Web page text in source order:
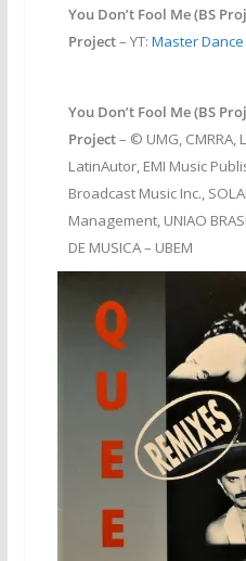
You Don’t Fool Me (BS
Project– YT: Master Dance
You Don’t Fool Me (BS
Project– © UMG, CMRRA,
LatinAutor, EMI Music
Broadcast Music Inc.,
Management, UNIAO
DE MUSICA – UBEM